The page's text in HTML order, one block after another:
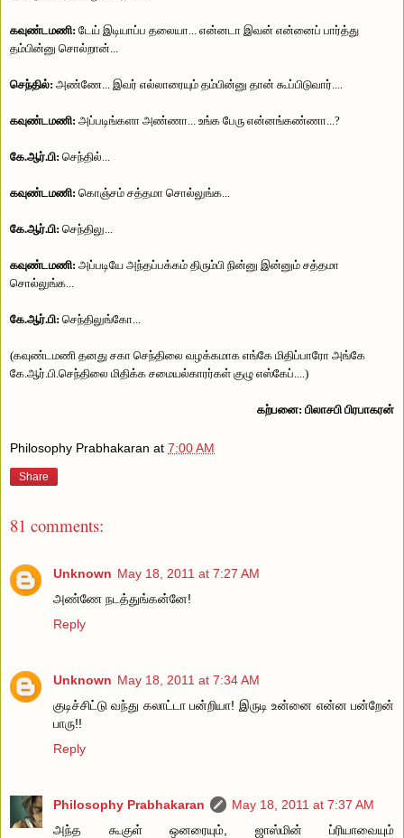
கவுண்டமணி: டேய் இடியாப்ப தலையா... என்னடா இவன் என்னைப் பார்த்து
தம்பின்னு சொல்றான்...
செந்தில்: அண்ணே... இவர் எல்லாரையும் தம்பின்னு தான் கூப்பிடுவார்....
கவுண்டமணி: அப்படிங்களா அண்ணா... உங்க பேரு என்னங்கண்ணா...?
கே.ஆர்.பி: செந்தில்...
கவுண்டமணி: கொஞ்சம் சத்தமா சொல்லுங்க...
கே.ஆர்.பி: செந்திலு...
கவுண்டமணி: அப்படியே அந்தப்பக்கம் திரும்பி நின்னு இன்னும் சத்தமா
சொல்லுங்க...
கே.ஆர்.பி: செந்திலுங்கோ...
(கவுண்டமணி தனது சகா செந்திலை வழக்கமாக எங்கே மிதிப்பாரோ அங்கே
கே.ஆர்.பி.செந்திலை மிதிக்க சமையல்காரர்கள் குழு எஸ்கேப்....)
கற்பனை: பிலாசபி பிரபாகரன்
Philosophy Prabhakaran at 7:00 AM
Share
81 comments:
Unknown May 18, 2011 at 7:27 AM
அண்ணே நடத்துங்கன்னே!
Reply
Unknown May 18, 2011 at 7:34 AM
குடிச்சிட்டு வந்து கலாட்டா பன்றியா! இருடி உன்னை என்ன பன்றேன்
பாரு!!
Reply
Philosophy Prabhakaran
May 18, 2011 at 7:37 AM
அந்த கூகுள் ஒனரையும், ஜாஸ்மின் ப்ரியாவையும்